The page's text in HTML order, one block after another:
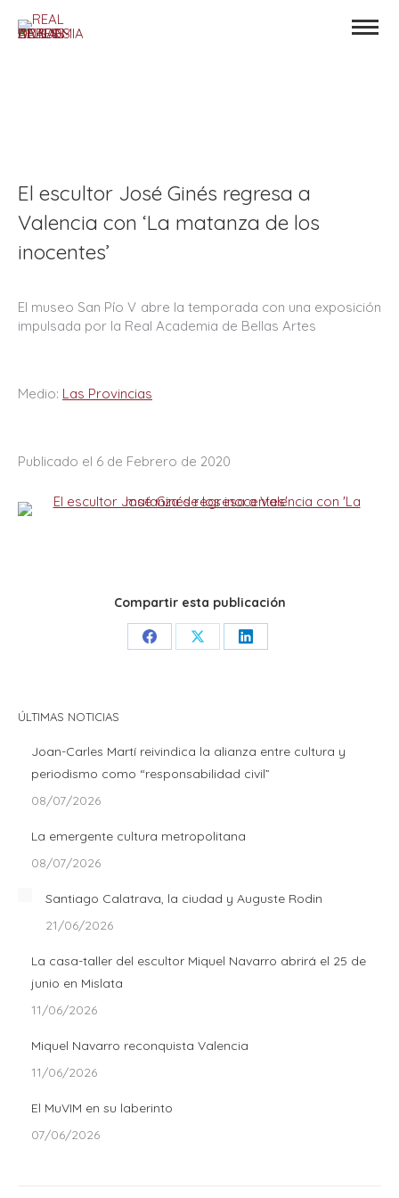
El escultor José Ginés regresa a
Valencia con ‘La matanza de los
inocentes’
El museo San Pío V abre la temporada con una exposición
impulsada por la Real Academia de Bellas Artes
Medio: Las Provincias
Publicado el 6 de Febrero de 2020
Compartir esta publicación
Share Share Share
ÚLTIMAS NOTICIAS
Joan-Carles Martí reivindica la alianza entre cultura y
periodismo como “responsabilidad civil”
08/07/2026
La emergente cultura metropolitana
08/07/2026
Santiago Calatrava, la ciudad y Auguste Rodin
21/06/2026
La casa-taller del escultor Miquel Navarro abrirá el 25 de
junio en Mislata
11/06/2026
Miquel Navarro reconquista Valencia
11/06/2026
El MuVIM en su laberinto
07/06/2026